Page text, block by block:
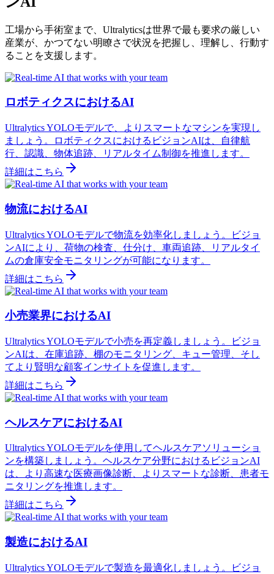
工場から手術室まで、Ultralyticsは世界で最も要求の厳しい
産業が、かつてない明瞭さで状況を把握し、理解し、行動す
ることを支援します。
ロボティクスにおけるAI
Ultralytics YOLOモデルで、よりスマートなマシンを実現し
ましょう。ロボティクスにおけるビジョンAIは、自律航
行、認識、物体追跡、リアルタイム制御を推進します。
詳細はこちら
物流におけるAI
Ultralytics YOLOモデルで物流を効率化しましょう。ビジョ
ンAIにより、荷物の検査、仕分け、車両追跡、リアルタイ
ムの倉庫安全モニタリングが可能になります。
詳細はこちら
小売業界におけるAI
Ultralytics YOLOモデルで小売を再定義しましょう。ビジョ
ンAIは、在庫追跡、棚のモニタリング、キュー管理、そし
てより賢明な顧客インサイトを促進します。
詳細はこちら
ヘルスケアにおけるAI
Ultralytics YOLOモデルを使用してヘルスケアソリューショ
ンを構築しましょう。ヘルスケア分野におけるビジョンAI
は、より高速な医療画像診断、よりスマートな診断、患者モ
ニタリングを推進します。
詳細はこちら
製造におけるAI
Ultralytics YOLOモデルで製造を最適化しましょう。ビジョ